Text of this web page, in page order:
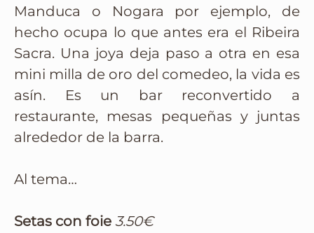
Manduca o Nogara por ejemplo, de
hecho ocupa lo que antes era el Ribeira
Sacra. Una joya deja paso a otra en esa
mini milla de oro del comedeo, la vida es
asín. Es un bar reconvertido a
restaurante, mesas pequeñas y juntas
alrededor de la barra.
Al tema…
Setas con foie 3.50€